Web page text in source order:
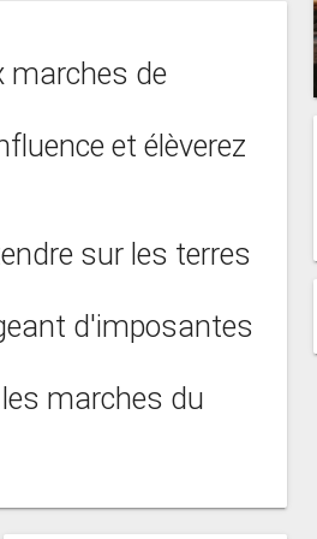
marches de
et élèverez
sur les terres
d'imposantes
marches du